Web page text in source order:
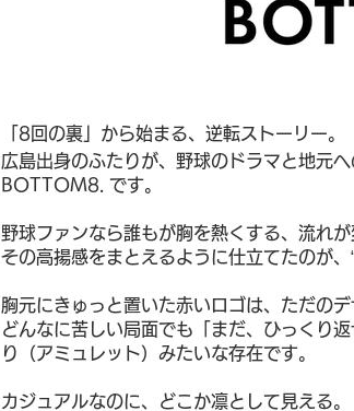
「8回の裏」から始まる、逆転ストーリー。
広島出身のふたりが、野球のドラマと地元へ
BOTTOM8. です。
野球ファンなら誰もが胸を熱くする、流れが
その高揚感をまとえるように仕立てたのが、
胸元にきゅっと置いた赤いロゴは、ただのデ
どんなに苦しい局面でも「まだ、ひっくり
り（アミュレット）みたいな存在です。
カジュアルなのに、どこか凛として見える。